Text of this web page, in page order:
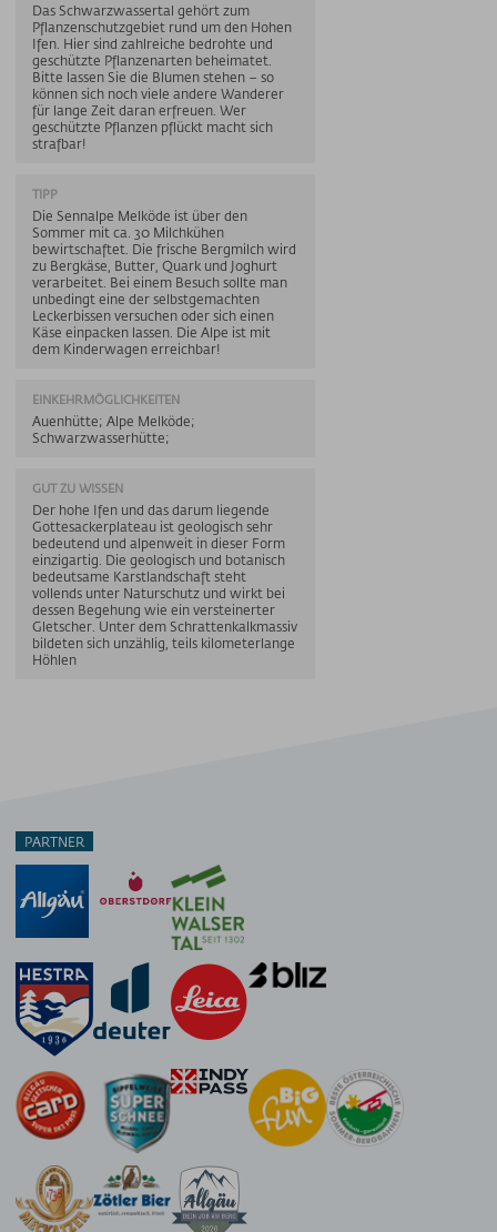
Das Schwarzwassertal gehört zum
Pflanzenschutzgebiet rund um den Hohen
Ifen. Hier sind zahlreiche bedrohte und
geschützte Pflanzenarten beheimatet.
Bitte lassen Sie die Blumen stehen – so
können sich noch viele andere Wanderer
für lange Zeit daran erfreuen. Wer
geschützte Pflanzen pflückt macht sich
strafbar!
TIPP
Die Sennalpe Melköde ist über den
Sommer mit ca. 30 Milchkühen
bewirtschaftet. Die frische Bergmilch wird
zu Bergkäse, Butter, Quark und Joghurt
verarbeitet. Bei einem Besuch sollte man
unbedingt eine der selbstgemachten
Leckerbissen versuchen oder sich einen
Käse einpacken lassen. Die Alpe ist mit
dem Kinderwagen erreichbar!
EINKEHRMÖGLICHKEITEN
Auenhütte; Alpe Melköde;
Schwarzwasserhütte;
GUT ZU WISSEN
Der hohe Ifen und das darum liegende
Gottesackerplateau ist geologisch sehr
bedeutend und alpenweit in dieser Form
einzigartig. Die geologisch und botanisch
bedeutsame Karstlandschaft steht
vollends unter Naturschutz und wirkt bei
dessen Begehung wie ein versteinerter
Gletscher. Unter dem Schrattenkalkmassiv
bildeten sich unzählig, teils kilometerlange
Höhlen
PARTNER